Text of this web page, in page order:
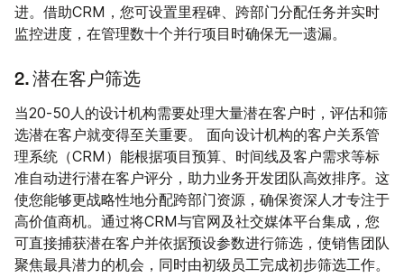
进。借助CRM，您可设置里程碑、跨部门分配任务并实时
监控进度，在管理数十个并行项目时确保无一遗漏。
2. 潜在客户筛选
当20-50人的设计机构需要处理大量潜在客户时，评估和筛
选潜在客户就变得至关重要。 面向设计机构的客户关系管
理系统（CRM）能根据项目预算、时间线及客户需求等标
准自动进行潜在客户评分，助力业务开发团队高效排序。这
使您能够更战略性地分配跨部门资源，确保资深人才专注于
高价值商机。通过将CRM与官网及社交媒体平台集成，您
可直接捕获潜在客户并依据预设参数进行筛选，使销售团队
聚焦最具潜力的机会，同时由初级员工完成初步筛选工作。